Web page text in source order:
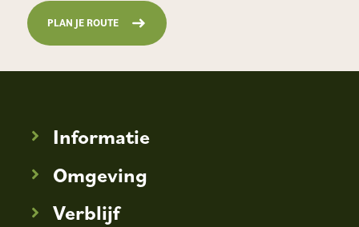
Informatie
Omgeving
Verblijf
PLAN JE ROUTE